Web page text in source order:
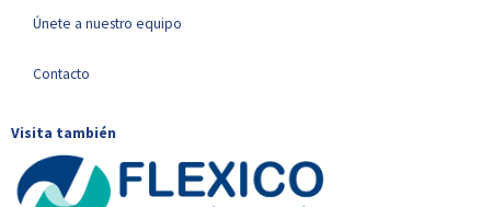
Únete a nuestro equipo
Contacto
Visita también